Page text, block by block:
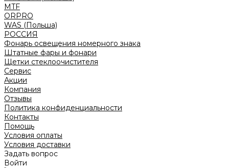
MTF
ORPRO
WAS (Польша)
РОССИЯ
Фонарь освещения номерного знака
Штатные фары и фонари
Щетки стеклоочистителя
Сервис
Акции
Компания
Отзывы
Политика конфиденциальности
Контакты
Помощь
Условия оплаты
Условия доставки
Задать вопрос
Войти